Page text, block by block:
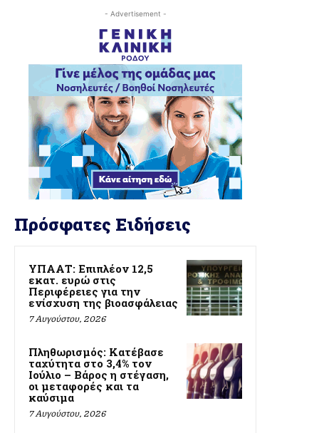
- Advertisement -
Πρόσφατες Ειδήσεις
ΥΠΑΑΤ: Επιπλέον 12,5
εκατ. ευρώ στις
Περιφέρειες για την
ενίσχυση της βιοασφάλειας
7 Αυγούστου, 2026
Πληθωρισμός: Κατέβασε
ταχύτητα στο 3,4% τον
Ιούλιο – Βάρος η στέγαση,
οι μεταφορές και τα
καύσιμα
7 Αυγούστου, 2026